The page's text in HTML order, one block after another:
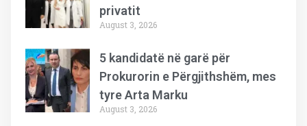
privatit
August 3, 2026
5 kandidatë në garë për
Prokurorin e Përgjithshëm, mes
tyre Arta Marku
August 3, 2026